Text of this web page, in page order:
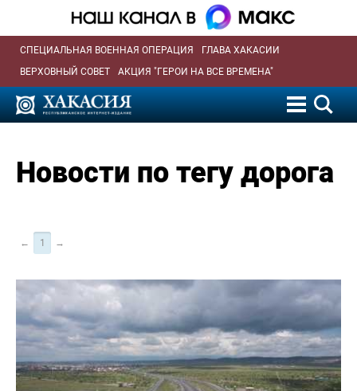
СПЕЦИАЛЬНАЯ ВОЕННАЯ ОПЕРАЦИЯ
ГЛАВА ХАКАСИИ
ВЕРХОВНЫЙ СОВЕТ
АКЦИЯ "ГЕРОИ НА ВСЕ ВРЕМЕНА"
Новости по тегу дорога
← 1 →